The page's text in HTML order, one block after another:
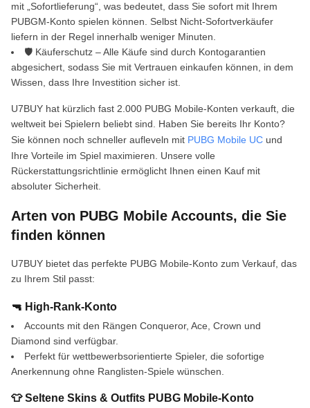
mit „Sofortlieferung“, was bedeutet, dass Sie sofort mit Ihrem
PUBGM-Konto spielen können. Selbst Nicht-Sofortverkäufer
liefern in der Regel innerhalb weniger Minuten.
🛡 Käuferschutz – Alle Käufe sind durch Kontogarantien
abgesichert, sodass Sie mit Vertrauen einkaufen können, in dem
Wissen, dass Ihre Investition sicher ist.
U7BUY hat kürzlich fast 2.000 PUBG Mobile-Konten verkauft, die
weltweit bei Spielern beliebt sind. Haben Sie bereits Ihr Konto?
Sie können noch schneller aufleveln mit PUBG Mobile UC und
Ihre Vorteile im Spiel maximieren. Unsere volle
Rückerstattungsrichtlinie ermöglicht Ihnen einen Kauf mit
absoluter Sicherheit.
Arten von PUBG Mobile Accounts, die Sie
finden können
U7BUY bietet das perfekte PUBG Mobile-Konto zum Verkauf, das
zu Ihrem Stil passt:
🔫 High-Rank-Konto
Accounts mit den Rängen Conqueror, Ace, Crown und
Diamond sind verfügbar.
Perfekt für wettbewerbsorientierte Spieler, die sofortige
Anerkennung ohne Ranglisten-Spiele wünschen.
👕 Seltene Skins & Outfits PUBG Mobile-Konto